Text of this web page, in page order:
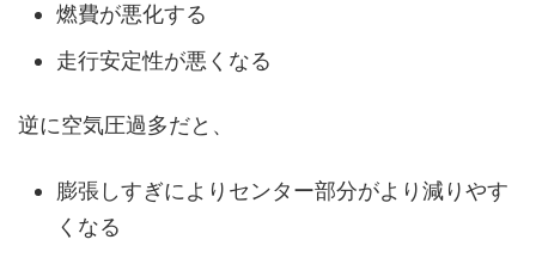
燃費が悪化する
走行安定性が悪くなる
逆に空気圧過多だと、
膨張しすぎによりセンター部分がより減りやす
くなる